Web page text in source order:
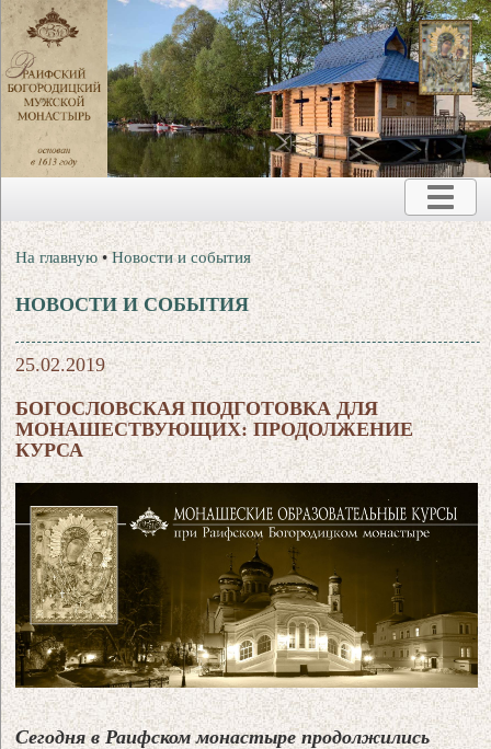
На главную •Новости и события
НОВОСТИ И СОБЫТИЯ
25.02.2019
БОГОСЛОВСКАЯ ПОДГОТОВКА ДЛЯ
МОНАШЕСТВУЮЩИХ: ПРОДОЛЖЕНИЕ
КУРСА
Сегодня в Раифском монастыре продолжились